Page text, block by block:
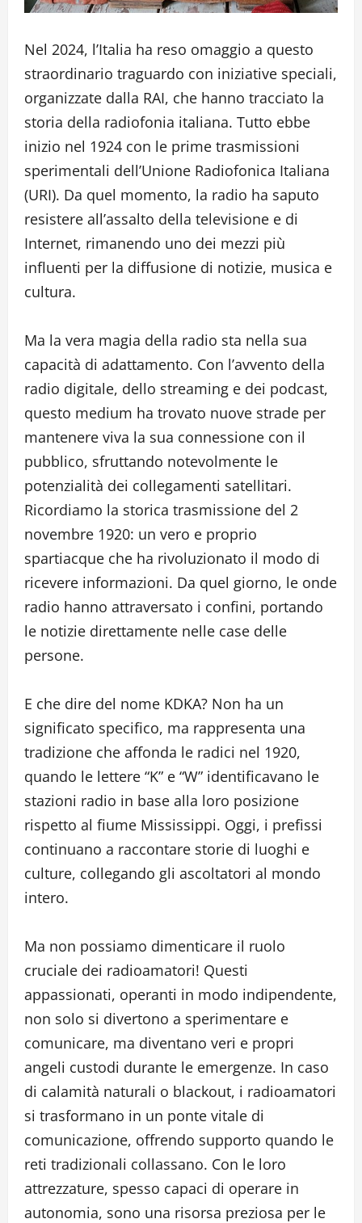
Nel 2024, l’Italia ha reso omaggio a questo
straordinario traguardo con iniziative speciali,
organizzate dalla RAI, che hanno tracciato la
storia della radiofonia italiana. Tutto ebbe
inizio nel 1924 con le prime trasmissioni
sperimentali dell’Unione Radiofonica Italiana
(URI). Da quel momento, la radio ha saputo
resistere all’assalto della televisione e di
Internet, rimanendo uno dei mezzi più
influenti per la diffusione di notizie, musica e
cultura.
Ma la vera magia della radio sta nella sua
capacità di adattamento. Con l’avvento della
radio digitale, dello streaming e dei podcast,
questo medium ha trovato nuove strade per
mantenere viva la sua connessione con il
pubblico, sfruttando notevolmente le
potenzialità dei collegamenti satellitari.
Ricordiamo la storica trasmissione del 2
novembre 1920: un vero e proprio
spartiacque che ha rivoluzionato il modo di
ricevere informazioni. Da quel giorno, le onde
radio hanno attraversato i confini, portando
le notizie direttamente nelle case delle
persone.
E che dire del nome KDKA? Non ha un
significato specifico, ma rappresenta una
tradizione che affonda le radici nel 1920,
quando le lettere “K” e “W” identificavano le
stazioni radio in base alla loro posizione
rispetto al fiume Mississippi. Oggi, i prefissi
continuano a raccontare storie di luoghi e
culture, collegando gli ascoltatori al mondo
intero.
Ma non possiamo dimenticare il ruolo
cruciale dei radioamatori! Questi
appassionati, operanti in modo indipendente,
non solo si divertono a sperimentare e
comunicare, ma diventano veri e propri
angeli custodi durante le emergenze. In caso
di calamità naturali o blackout, i radioamatori
si trasformano in un ponte vitale di
comunicazione, offrendo supporto quando le
reti tradizionali collassano. Con le loro
attrezzature, spesso capaci di operare in
autonomia, sono una risorsa preziosa per le